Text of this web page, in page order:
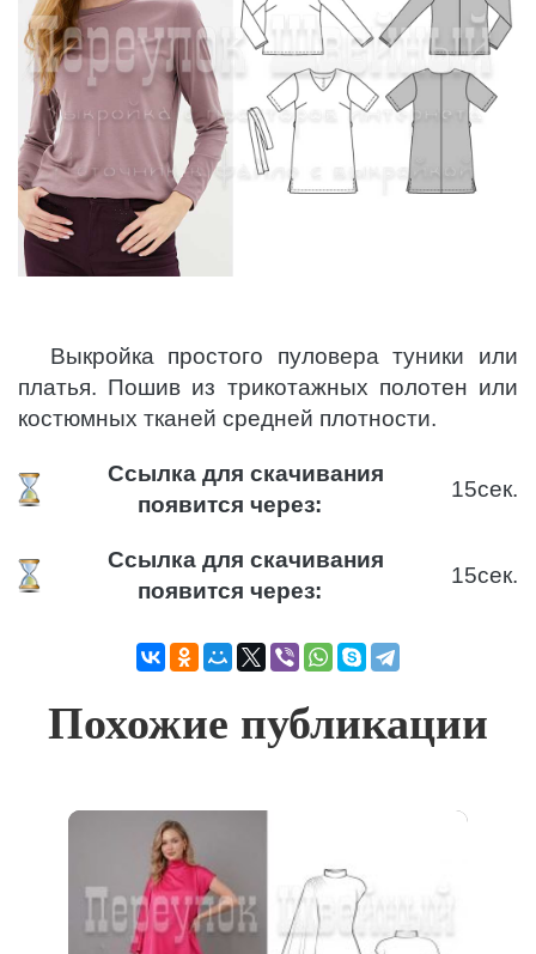
Выкройка простого пуловера туники или
платья. Пошив из трикотажных полотен или
костюмных тканей средней плотности.
Ссылка для скачивания
появится через:
15сек.
Ссылка для скачивания
появится через:
15сек.
Похожие публикации